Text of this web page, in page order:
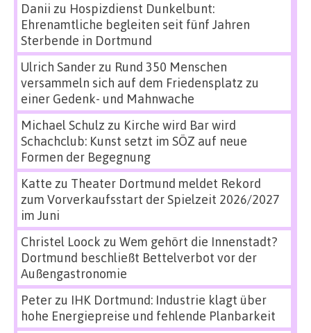
Danii zu Hospizdienst Dunkelbunt:
Ehrenamtliche begleiten seit fünf Jahren
Sterbende in Dortmund
Ulrich Sanderzu Rund 350 Menschen
versammeln sich auf dem Friedensplatz zu
einer Gedenk- und Mahnwache
Michael Schulz zu Kirche wird Bar wird
Schachclub: Kunst setzt im SÖZ auf neue
Formen der Begegnung
Katte zu Theater Dortmund meldet Rekord
zum Vorverkaufsstart der Spielzeit 2026/2027
im Juni
Christel Loock zu Wem gehört die Innenstadt?
Dortmund beschließt Bettelverbot vor der
Außengastronomie
Peterzu IHK Dortmund: Industrie klagt über
hohe Energiepreise und fehlende Planbarkeit